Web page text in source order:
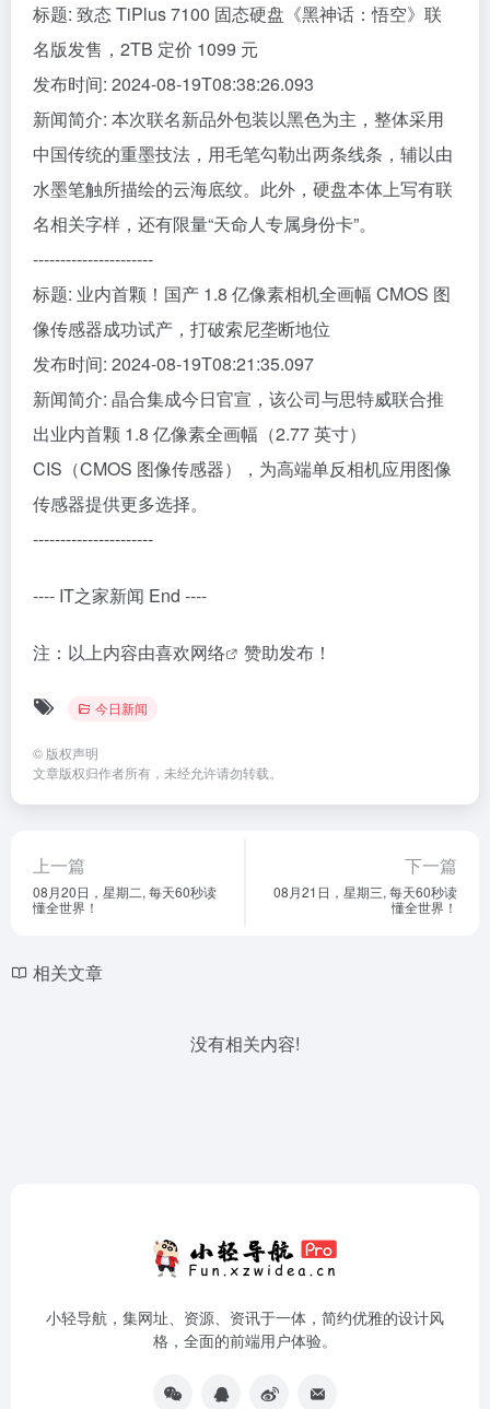
标题: 致态 TiPlus 7100 固态硬盘《黑神话：悟空》联
名版发售，2TB 定价 1099 元
发布时间: 2024-08-19T08:38:26.093
新闻简介: 本次联名新品外包装以黑色为主，整体采用
中国传统的重墨技法，用毛笔勾勒出两条线条，辅以由
水墨笔触所描绘的云海底纹。此外，硬盘本体上写有联
名相关字样，还有限量“天命人专属身份卡”。
----------------------
标题: 业内首颗！国产 1.8 亿像素相机全画幅 CMOS 图
像传感器成功试产，打破索尼垄断地位
发布时间: 2024-08-19T08:21:35.097
新闻简介: 晶合集成今日官宣，该公司与思特威联合推
出业内首颗 1.8 亿像素全画幅（2.77 英寸）
CIS（CMOS 图像传感器），为高端单反相机应用图像
传感器提供更多选择。
----------------------
---- IT之家新闻 End ----
注：以上内容由喜欢网络 赞助发布！
今日新闻
© 版权声明
文章版权归作者所有，未经允许请勿转载。
上一篇
08月20日，星期二, 每天60秒读
懂全世界！
下一篇
08月21日，星期三, 每天60秒读
懂全世界！
相关文章
没有相关内容!
小轻导航，集网址、资源、资讯于一体，简约优雅的设计风
格，全面的前端用户体验。